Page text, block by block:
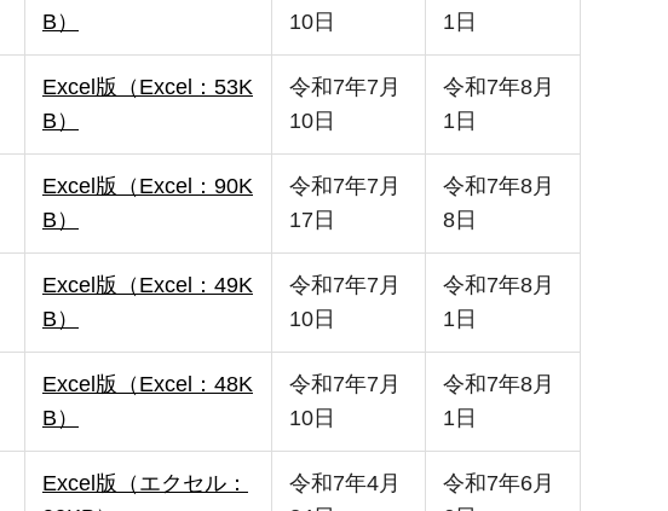
B）
10日
1日
Excel版（Excel：53K
B）
令和7年7月
10日
令和7年8月
1日
Excel版（Excel：90K
B）
令和7年7月
17日
令和7年8月
8日
Excel版（Excel：49K
B）
令和7年7月
10日
令和7年8月
1日
Excel版（Excel：48K
B）
令和7年7月
10日
令和7年8月
1日
Excel版（エクセル：
令和7年4月
令和7年6月